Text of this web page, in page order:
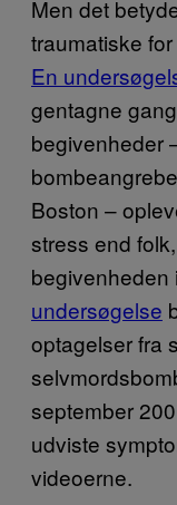
Men det
traumatiske
En
gentagne
begivenheder
Boston –
stress end
begivenheden
undersøgelse
optagelser fra
september
udviste
videoerne.